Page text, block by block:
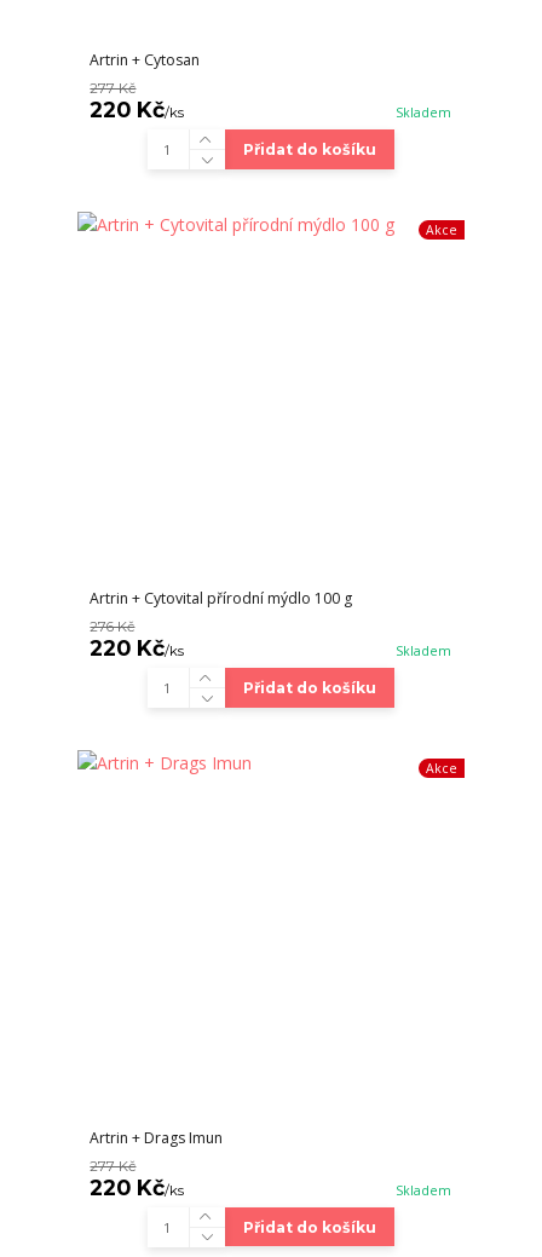
Artrin + Cytosan
277 Kč
220 Kč/ks Skladem
Přidat do košíku
Akce
Artrin + Cytovital přírodní mýdlo 100 g
276 Kč
220 Kč/ks Skladem
Přidat do košíku
Akce
Artrin + Drags Imun
277 Kč
220 Kč/ks Skladem
Přidat do košíku